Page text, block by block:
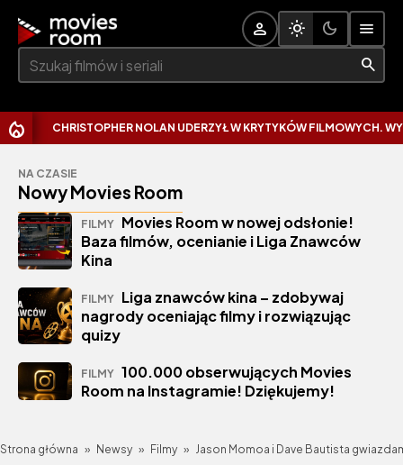
Szukaj:
CHRISTOPHER NOLAN UDERZYŁ W KRYTYKÓW FILMOWYCH. WYTKNĄŁ
NA CZASIE
Nowy Movies Room
FILMY Movies Room w nowej odsłonie!
Baza filmów, ocenianie i Liga Znawców
Kina
FILMY Liga znawców kina – zdobywaj
nagrody oceniając filmy i rozwiązując
quizy
FILMY 100.000 obserwujących Movies
Room na Instagramie! Dziękujemy!
Strona główna » Newsy » Filmy » Jason Momoa i Dave Bautista